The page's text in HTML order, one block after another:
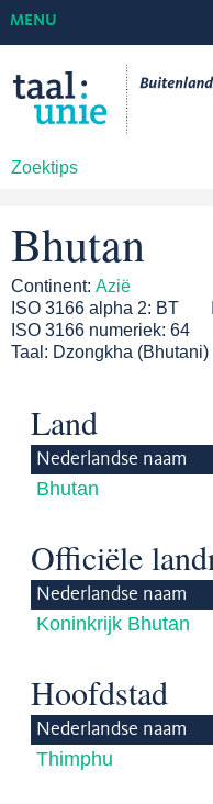
Zoektips
MENU
Bhutan
Continent: Azië
ISO 3166 alpha 2: BT
ISO 3166 numeriek: 64
Taal: Dzongkha (Bhutani)
Land
Nederlandse naam
Bhutan
Officiële
Nederlandse naam
Koninkrijk Bhutan
Hoofdstad
Nederlandse naam
Thimphu